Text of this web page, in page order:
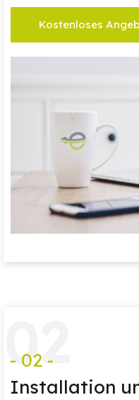
Kostenloses
02
- 02 -
Installation